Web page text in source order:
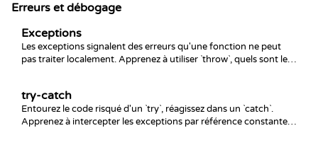
la conversion vers et depuis les entiers.
Erreurs et débogage
Exceptions
Les exceptions signalent des erreurs qu'une fonction ne peut
pas traiter localement. Apprenez à utiliser `throw`, quels sont les
échecs qui comptent vraiment.
try-catch
Entourez le code risqué d'un `try`, réagissez dans un `catch`.
Apprenez à intercepter les exceptions par référence constante, à